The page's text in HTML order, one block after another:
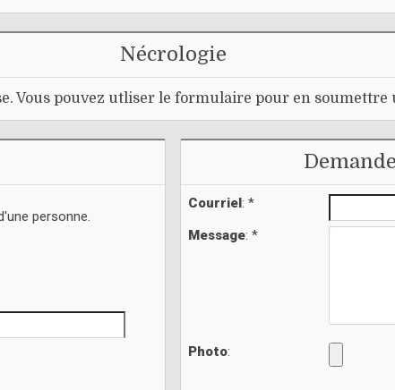
Nécrologie
Vous pouvez utliser le formulaire pour en soumettre
personne.
Courriel: *
Message: *
Photo: